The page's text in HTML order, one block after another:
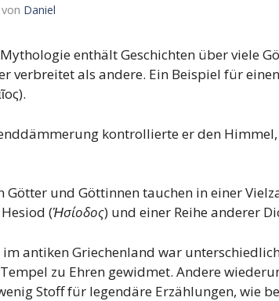
von Daniel
enthält Geschichten über viele
verbreitet als andere. Ein Beispiel für
kontrollierte er den
Götter und Göttinnen tauchen in einer
Hesiod (Ἡσίοδος) und einer Reihe anderer
antiken Griechenland war
zu Ehren gewidmet. Andere
Stoff für legendäre Erzählungen, wie